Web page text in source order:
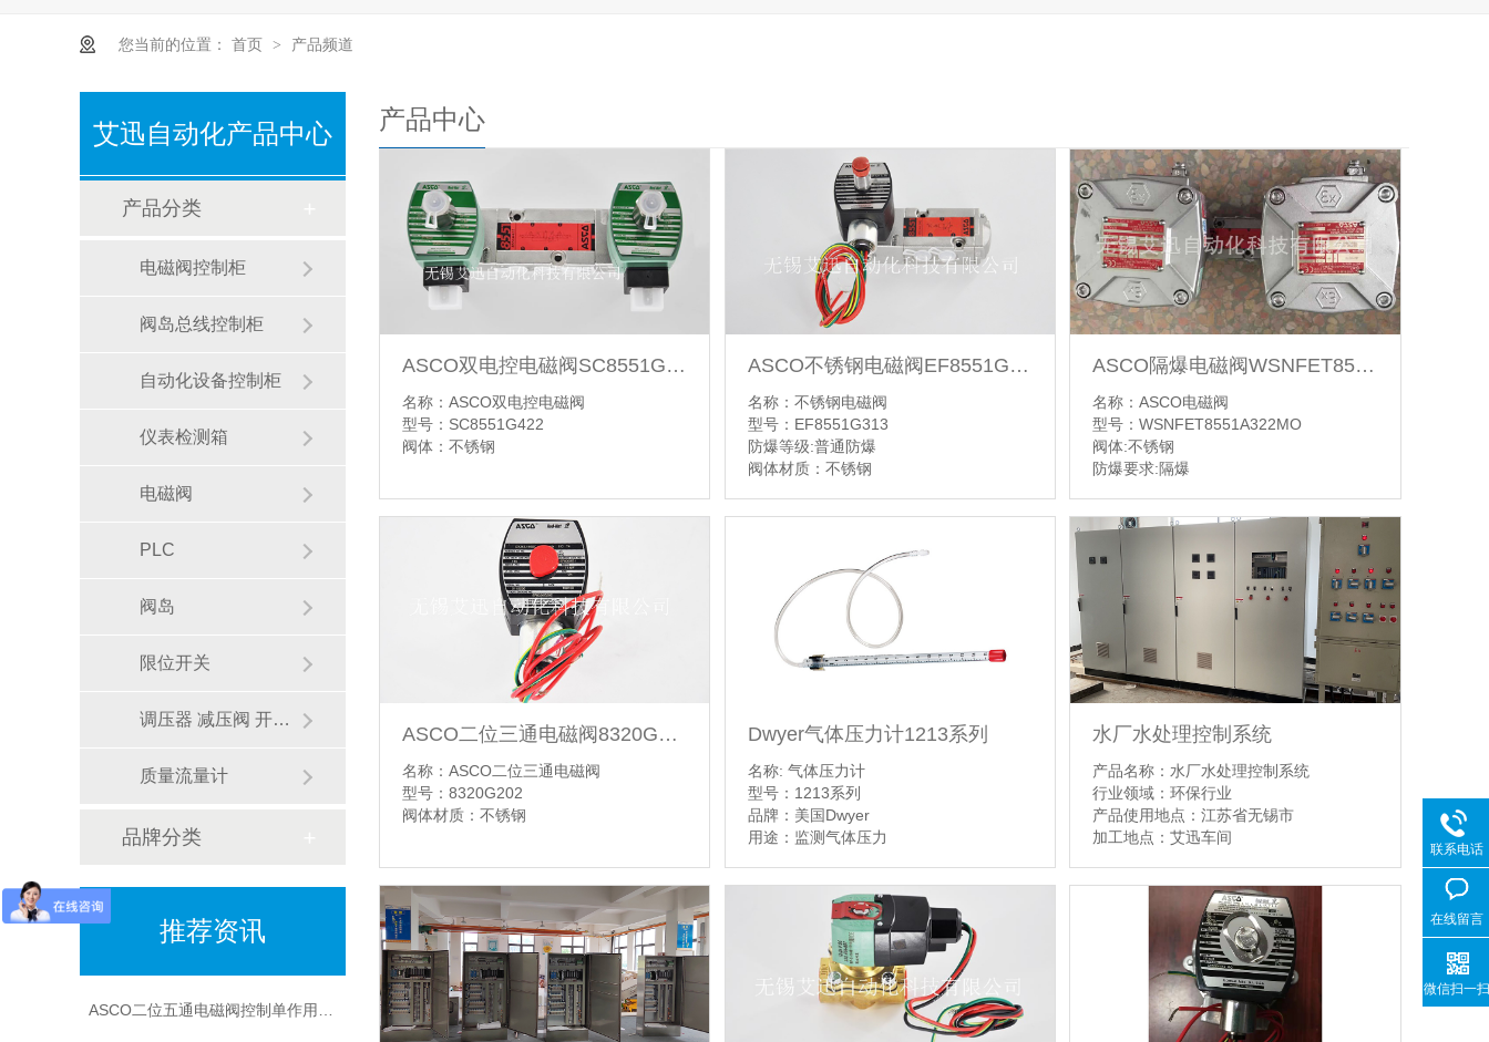
您当前的位置： 首页 > 产品频道
产品中心
ASCO双电控电磁阀SC8551G422
名称：ASCO双电控电磁阀
型号：SC8551G422
阀体：不锈钢
ASCO不锈钢电磁阀EF8551G313
名称：不锈钢电磁阀
型号：EF8551G313
防爆等级:普通防爆
阀体材质：不锈钢
【详情】
ASCO隔爆电磁阀WSNFET8551A322MO
名称：ASCO电磁阀
型号：WSNFET8551A322MO
阀体:不锈钢
防爆要求:隔爆
【详情】
ASCO二位三通电磁阀8320G202
名称：ASCO二位三通电磁阀
型号：8320G202
阀体材质：不锈钢
【详情】
Dwyer气体压力计1213系列
名称: 气体压力计
型号：1213系列
品牌：美国Dwyer
用途：监测气体压力
水厂水处理控制系统
产品名称：水厂水处理控制系统
行业领域：环保行业
产品使用地点：江苏省无锡市
加工地点：艾迅车间
艾迅自动化产品中心
产品分类
电磁阀控制柜
阀岛总线控制柜
自动化设备控制柜
仪表检测箱
电磁阀
PLC
阀岛
限位开关
调压器 减压阀 开关阀
质量流量计
品牌分类
推荐资讯
联系电话
在线留言
微信扫一扫